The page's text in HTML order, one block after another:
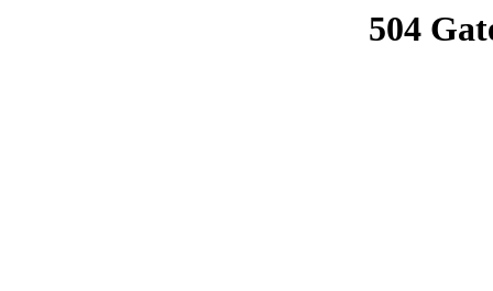
504